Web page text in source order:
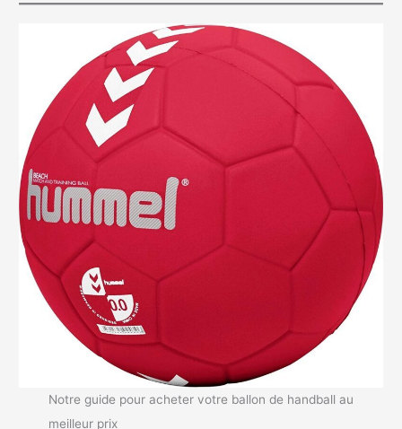
Notre guide pour acheter votre ballon de handball au
meilleur prix